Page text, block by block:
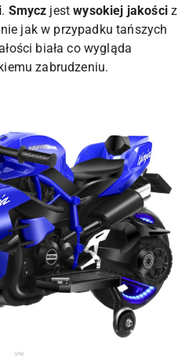
. Smycz jestwysokiej jakościz
jak w przypadku tańszych
biała co wygląda
zabrudzeniu.